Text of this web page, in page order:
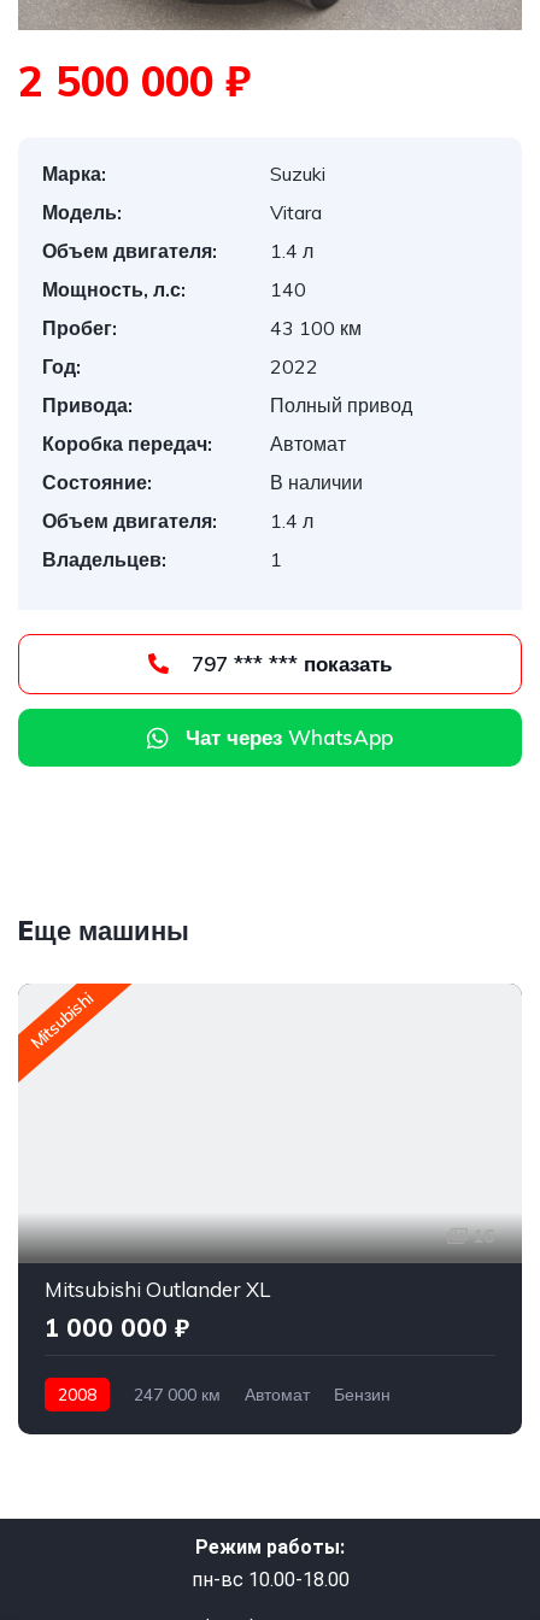
2 500 000 ₽
Марка:
Suzuki
Модель:
Vitara
Объем двигателя:
1.4 л
Мощность, л.с:
140
Пробег:
43 100 км
Год:
2022
Привода:
Полный привод
Коробка передач:
Автомат
Состояние:
В наличии
Объем двигателя:
1.4 л
Владельцев:
1
797 *** *** показать
Чат через WhatsApp
Eще машины
Mitsubishi
16
Mitsubishi Outlander XL
1 000 000 ₽
2008 247 000 км Автомат
Бензин
Режим работы:
пн-вс 10.00-18.00